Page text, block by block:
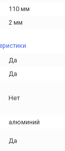
110 мм
2 мм
Да
Да
Нет
алюминий
Да